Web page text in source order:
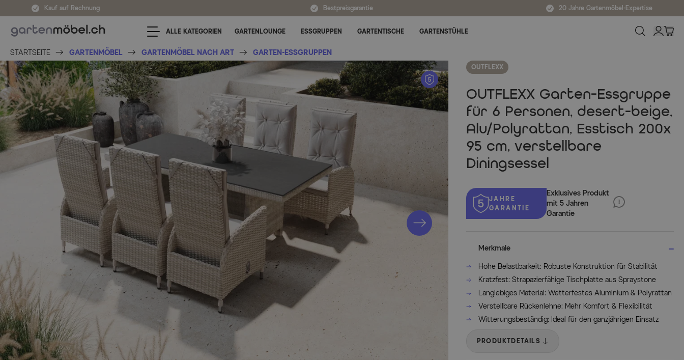
Zum Inhalt springenKauf auf Rechnung Bestpreisgarantie 20 Jahre Gartenmöbel-Expertise
ALLE KATEGORIEN GARTENLOUNGE ESSGRUPPEN GARTENTISCHE GARTENSTÜHLE
STARTSEITE GARTENMÖBEL GARTENMÖBEL NACH ART GARTEN-ESSGRUPPEN
OUTFLEXX
OUTFLEXX Garten-Essgruppe
für 6 Personen, desert-beige,
Alu/Polyrattan, Esstisch 200x
95 cm, verstellbare
Diningsessel
JAHRE
GARANTIE
Exklusives Produkt
mit 5 Jahren
Garantie
Merkmale
Hohe Belastbarkeit: Robuste Konstruktion für Stabilität
Kratzfest: Strapazierfähige Tischplatte aus Spraystone
Langlebiges Material: Wetterfestes Aluminium & Polyrattan
Verstellbare Rückenlehne: Mehr Komfort & Flexibilität
Witterungsbeständig: Ideal für den ganzjährigen Einsatz
PRODUKTDETAILS